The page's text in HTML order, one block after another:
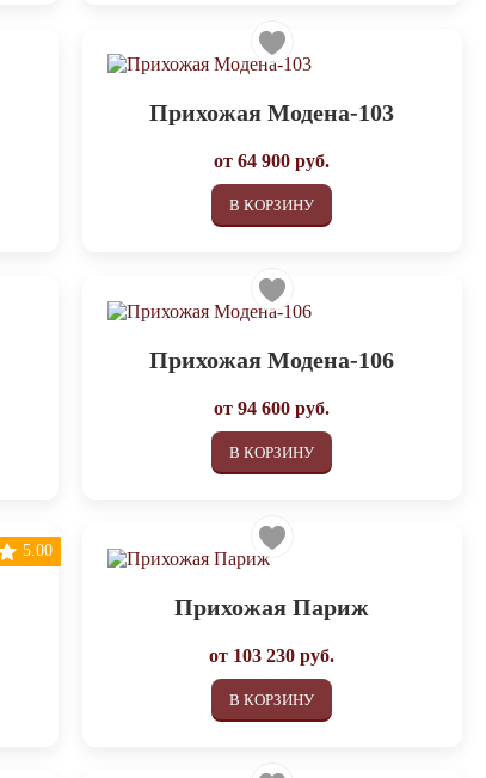
Прихожая Модена-103
от64 900 руб.
В КОРЗИНУ
Прихожая Модена-106
от94 600 руб.
В КОРЗИНУ
5.00
Прихожая Париж
от 103 230 руб.
В КОРЗИНУ